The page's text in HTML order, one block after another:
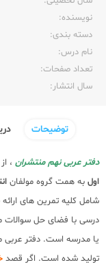
نویسنده:‌
دسته بندی:
نام درس:
تعداد صفحات:‌
سال انتشار:‌
توضیحات
دفتر عربی نهم منتشران ،
اول به همت گروه مولفان
شامل کلیه تمرین های
درسی با فضای حل سوالات
یا مدرسه است. دفتر
تولید شده است. اگر قصد